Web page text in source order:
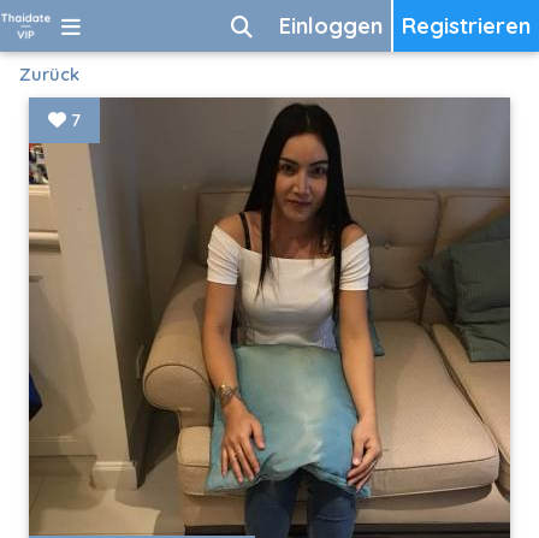
Registrieren
Einloggen
Zurück
7